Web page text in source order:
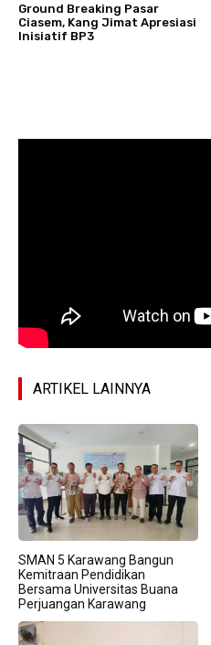
Ground Breaking Pasar
Ciasem, Kang Jimat Apresiasi
Inisiatif BP3
ARTIKEL LAINNYA
SMAN 5 Karawang Bangun
Kemitraan Pendidikan
Bersama Universitas Buana
Perjuangan Karawang